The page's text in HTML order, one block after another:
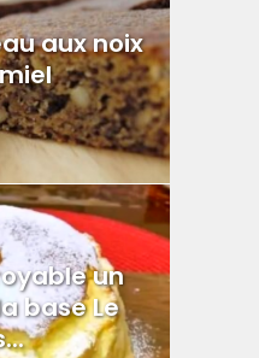
aux noix
un
base Le